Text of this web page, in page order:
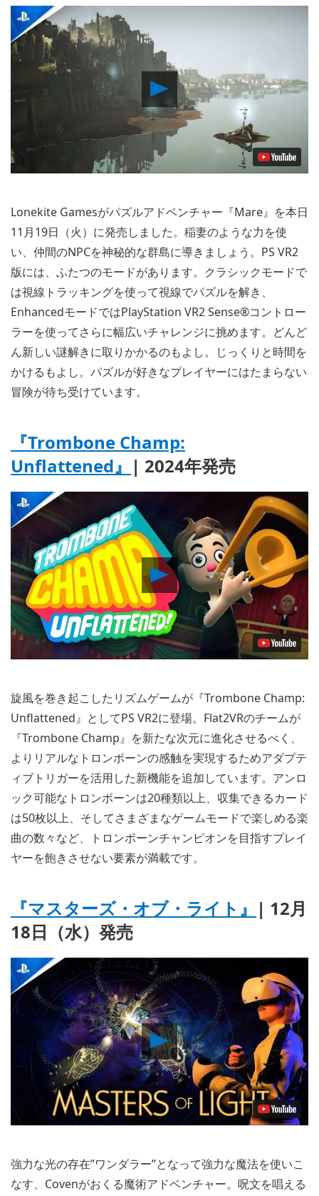
Play
Video
Lonekite Gamesがパズルアドベンチャー『Mare』を本日
11月19日（火）に発売しました。稲妻のような力を使
い、仲間のNPCを神秘的な群島に導きましょう。PS VR2
版には、ふたつのモードがあります。クラシックモードで
は視線トラッキングを使って視線でパズルを解き、
EnhancedモードではPlayStation VR2 Sense®コントロー
ラーを使ってさらに幅広いチャレンジに挑めます。どんど
ん新しい謎解きに取りかかるのもよし。じっくりと時間を
かけるもよし。パズルが好きなプレイヤーにはたまらない
冒険が待ち受けています。
『Trombone Champ:
Unflattened』 | 2024年発売
Play
Video
旋風を巻き起こしたリズムゲームが『Trombone Champ:
Unflattened』としてPS VR2に登場。Flat2VRのチームが
『Trombone Champ』を新たな次元に進化させるべく、
よりリアルなトロンボーンの感触を実現するためアダプテ
ィブトリガーを活用した新機能を追加しています。アンロ
ック可能なトロンボーンは20種類以上、収集できるカード
は50枚以上、そしてさまざまなゲームモードで楽しめる楽
曲の数々など、トロンボーンチャンピオンを目指すプレイ
ヤーを飽きさせない要素が満載です。
『マスターズ・オブ・ライト』 | 12月
18日（水）発売
Play
Video
強力な光の存在”ワンダラー”となって強力な魔法を使いこ
なす、Covenがおくる魔術アドベンチャー。呪文を唱える